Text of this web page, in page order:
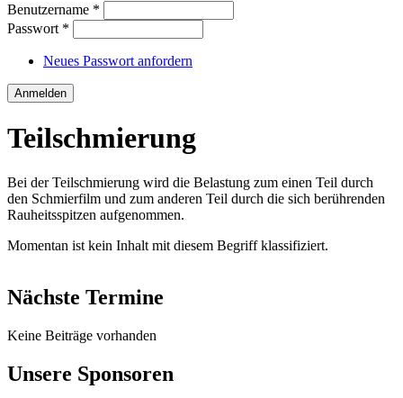
Benutzername *
Passwort *
Neues Passwort anfordern
Teilschmierung
Bei der Teilschmierung wird die Belastung zum einen Teil durch
den Schmierfilm und zum anderen Teil durch die sich berührenden
Rauheitsspitzen aufgenommen.
Momentan ist kein Inhalt mit diesem Begriff klassifiziert.
Nächste Termine
Keine Beiträge vorhanden
Unsere Sponsoren